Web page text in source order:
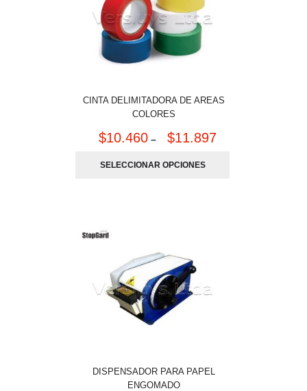
CINTA DELIMITADORA DE AREAS
COLORES
$10.460 – $11.897
SELECCIONAR OPCIONES
DISPENSADOR PARA PAPEL
ENGOMADO